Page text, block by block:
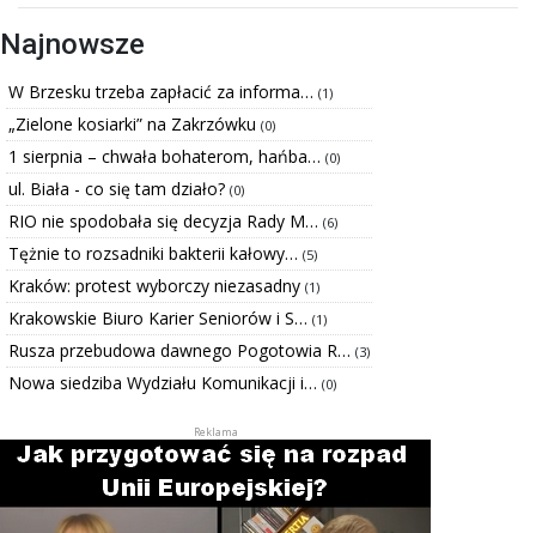
Najnowsze
W Brzesku trzeba zapłacić za informa… (1)
„Zielone kosiarki” na Zakrzówku (0)
1 sierpnia – chwała bohaterom, hańba… (0)
ul. Biała - co się tam działo? (0)
RIO nie spodobała się decyzja Rady M… (6)
Tężnie to rozsadniki bakterii kałowy… (5)
Kraków: protest wyborczy niezasadny (1)
Krakowskie Biuro Karier Seniorów i S… (1)
Rusza przebudowa dawnego Pogotowia R… (3)
Nowa siedziba Wydziału Komunikacji i… (0)